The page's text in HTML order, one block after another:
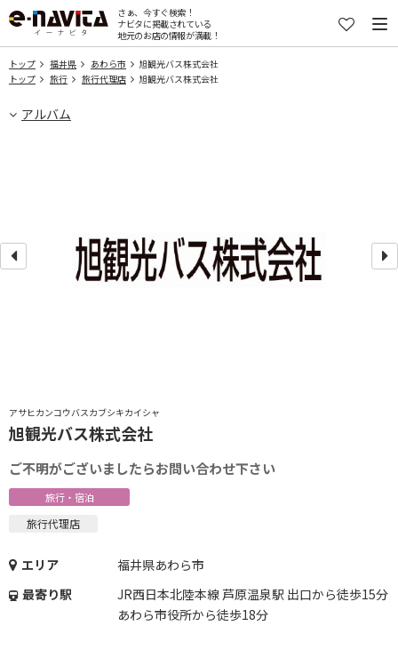
さぁ、今すぐ検索！
ナビタに掲載されている
地元のお店の情報が満載！
トップ 福井県 あわら市
旭観光バス株式会社
トップ
旅行 旅行代理店 旭観光バス株式会社
アルバム
アサヒカンコウバスカブシキカイシャ
旭観光バス株式会社
ご不明がございましたらお問い合わせ下さい
旅行・宿泊
旅行代理店
エリア
福井県あわら市
最寄り駅
JR西日本北陸本線 芦原温泉駅 出口から徒歩15分
あわら市役所から徒歩18分